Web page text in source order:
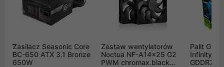
Zasilacz Seasonic Core
BC-650 ATX 3.1 Bronze
650W
Zestaw wentylatorów
Noctua NF-A14x25 G2
PWM chromax.black
Palit
Infinity 3
GDDR7